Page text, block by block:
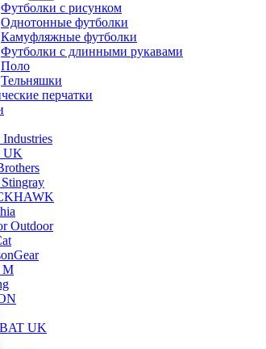
Футболки с рисунком
Однотонные футболки
Камуфляжные футболки
Футболки с длинными рукавами
Поло
Тельняшки
перчатки
UK
Outdoor
M
UK